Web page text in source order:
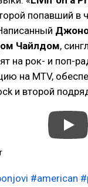
попавший в
Чайлдом,
на рок- и поп-
на MTV,
и второй
#american